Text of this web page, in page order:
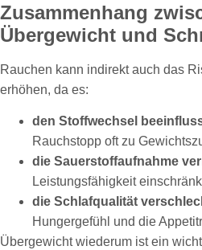
Zusammenhang
Übergewicht und
Rauchen kann indirekt auch das
erhöhen, da es:
den Stoffwechsel
Rauchstopp oft zu
die Sauerstoffaufnahme
Leistungsfähigkeit
die Schlafqualität
Hungergefühl und die
Übergewicht wiederum ist ein